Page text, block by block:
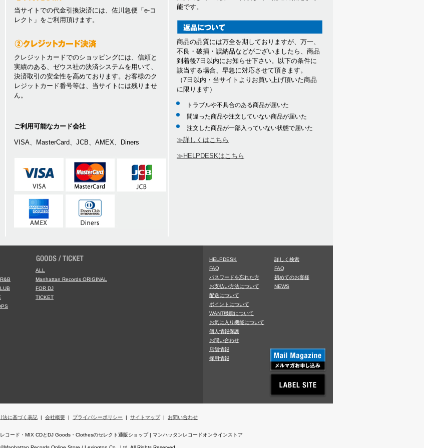
当サイトでの代金引換決済には、佐川急便「e-コ
レクト」をご利用頂けます。
クレジットカードでのショッピングには、信頼と
実績のある、ゼウス社の決済システムを用いて、
決済取引の安全性を高めております。お客様のク
レジットカード番号等は、当サイトには残りませ
ん。
ご利用可能なカード会社
VISA、MasterCard、JCB、AMEX、Diners
能です。
商品の品質には万全を期しておりますが、万一、
不良・破損・誤納品などがございましたら、商品
到着後7日以内にお知らせ下さい。以下の条件に
該当する場合、早急に対応させて頂きます。
（7日以内・当サイトよりお買い上げ頂いた商品
に限ります）
トラブルや不具合のある商品が届いた
間違った商品や注文していない商品が届いた
注文した商品が一部入っていない状態で届いた
≫詳しくはこちら
≫HELPDESKはこちら
ALL
Manhattan Records ORIGINAL
FOR DJ
TICKET
HELPDESK
FAQ
パスワードを忘れた方
お支払い方法について
配送について
ポイントについて
WANT機能について
お気に入り機能について
個人情報保護
お問い合わせ
店舗情報
採用情報
詳しく検索
FAQ
初めてのお客様
NEWS
法に基づく表記 | 会社概要 | プライバシーポリシー | サイトマップ| お問い合わせ
コード・MIX CDとDJ Goods・Clothesのセレクト通販ショップ | マンハッタンレコードオンラインストア